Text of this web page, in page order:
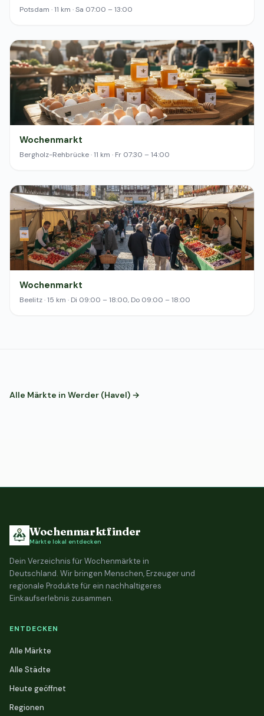
Potsdam · 11 km · Sa 07:00 – 13:00
Wochenmarkt
Bergholz-Rehbrücke · 11 km · Fr 07:30 – 14:00
Wochenmarkt
Beelitz · 15 km · Di 09:00 – 18:00, Do 09:00 – 18:00
Alle Märkte in Werder (Havel) →
Wochenmarktfinder
Märkte lokal entdecken
Dein Verzeichnis für Wochenmärkte in
Deutschland. Wir bringen Menschen, Erzeuger und
regionale Produkte für ein nachhaltigeres
Einkaufserlebnis zusammen.
ENTDECKEN
Alle Märkte
Alle Städte
Heute geöffnet
Regionen